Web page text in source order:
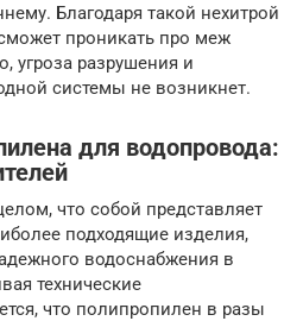
Благодаря такой нехитрой
проникать про меж
угроза разрушения и
системы не возникнет.
для водопровода:
что собой представляет
подходящие изделия,
водоснабжения в
технические
что полипропилен в разы